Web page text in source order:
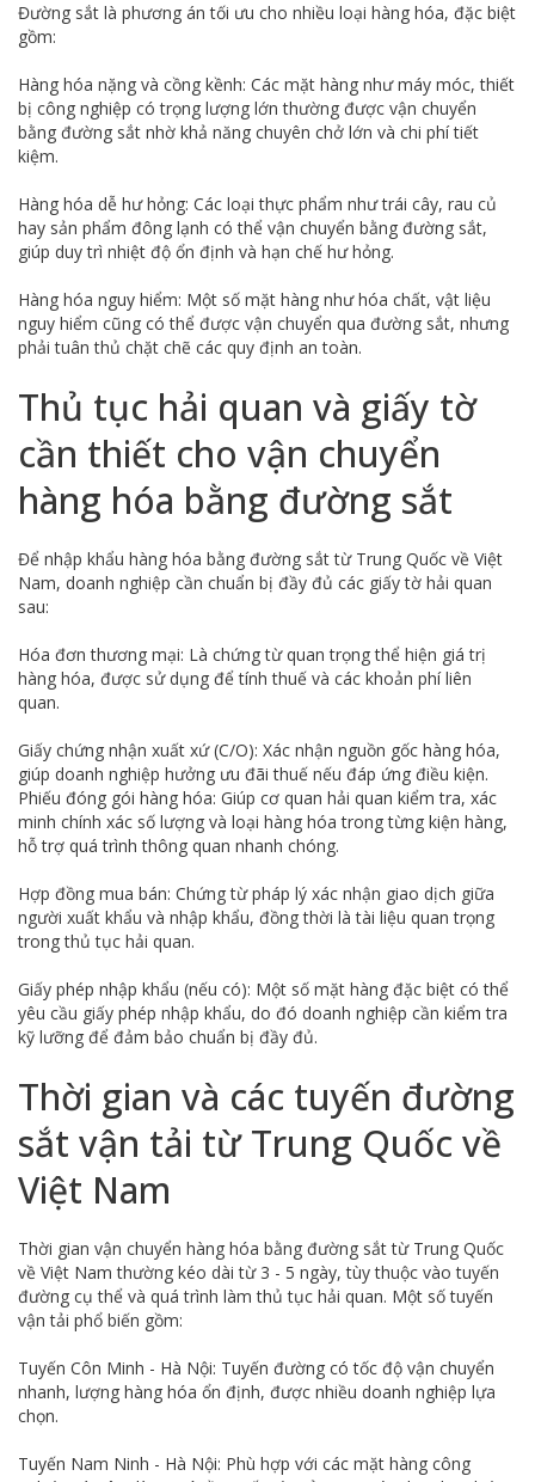
Đường sắt là phương án tối ưu cho nhiều loại hàng hóa, đặc biệt
gồm:
Hàng hóa nặng và cồng kềnh: Các mặt hàng như máy móc, thiết
bị công nghiệp có trọng lượng lớn thường được vận chuyển
bằng đường sắt nhờ khả năng chuyên chở lớn và chi phí tiết
kiệm.
Hàng hóa dễ hư hỏng: Các loại thực phẩm như trái cây, rau củ
hay sản phẩm đông lạnh có thể vận chuyển bằng đường sắt,
giúp duy trì nhiệt độ ổn định và hạn chế hư hỏng.
Hàng hóa nguy hiểm: Một số mặt hàng như hóa chất, vật liệu
nguy hiểm cũng có thể được vận chuyển qua đường sắt, nhưng
phải tuân thủ chặt chẽ các quy định an toàn.
Thủ tục hải quan và giấy tờ
cần thiết cho vận chuyển
hàng hóa bằng đường sắt
Để nhập khẩu hàng hóa bằng đường sắt từ Trung Quốc về Việt
Nam, doanh nghiệp cần chuẩn bị đầy đủ các giấy tờ hải quan
sau:
Hóa đơn thương mại: Là chứng từ quan trọng thể hiện giá trị
hàng hóa, được sử dụng để tính thuế và các khoản phí liên
quan.
Giấy chứng nhận xuất xứ (C/O): Xác nhận nguồn gốc hàng hóa,
giúp doanh nghiệp hưởng ưu đãi thuế nếu đáp ứng điều kiện.
Phiếu đóng gói hàng hóa: Giúp cơ quan hải quan kiểm tra, xác
minh chính xác số lượng và loại hàng hóa trong từng kiện hàng,
hỗ trợ quá trình thông quan nhanh chóng.
Hợp đồng mua bán: Chứng từ pháp lý xác nhận giao dịch giữa
người xuất khẩu và nhập khẩu, đồng thời là tài liệu quan trọng
trong thủ tục hải quan.
Giấy phép nhập khẩu (nếu có): Một số mặt hàng đặc biệt có thể
yêu cầu giấy phép nhập khẩu, do đó doanh nghiệp cần kiểm tra
kỹ lưỡng để đảm bảo chuẩn bị đầy đủ.
Thời gian và các tuyến đường
sắt vận tải từ Trung Quốc về
Việt Nam
Thời gian vận chuyển hàng hóa bằng đường sắt từ Trung Quốc
về Việt Nam thường kéo dài từ 3 - 5 ngày, tùy thuộc vào tuyến
đường cụ thể và quá trình làm thủ tục hải quan. Một số tuyến
vận tải phổ biến gồm:
Tuyến Côn Minh - Hà Nội: Tuyến đường có tốc độ vận chuyển
nhanh, lượng hàng hóa ổn định, được nhiều doanh nghiệp lựa
chọn.
Tuyến Nam Ninh - Hà Nội: Phù hợp với các mặt hàng công